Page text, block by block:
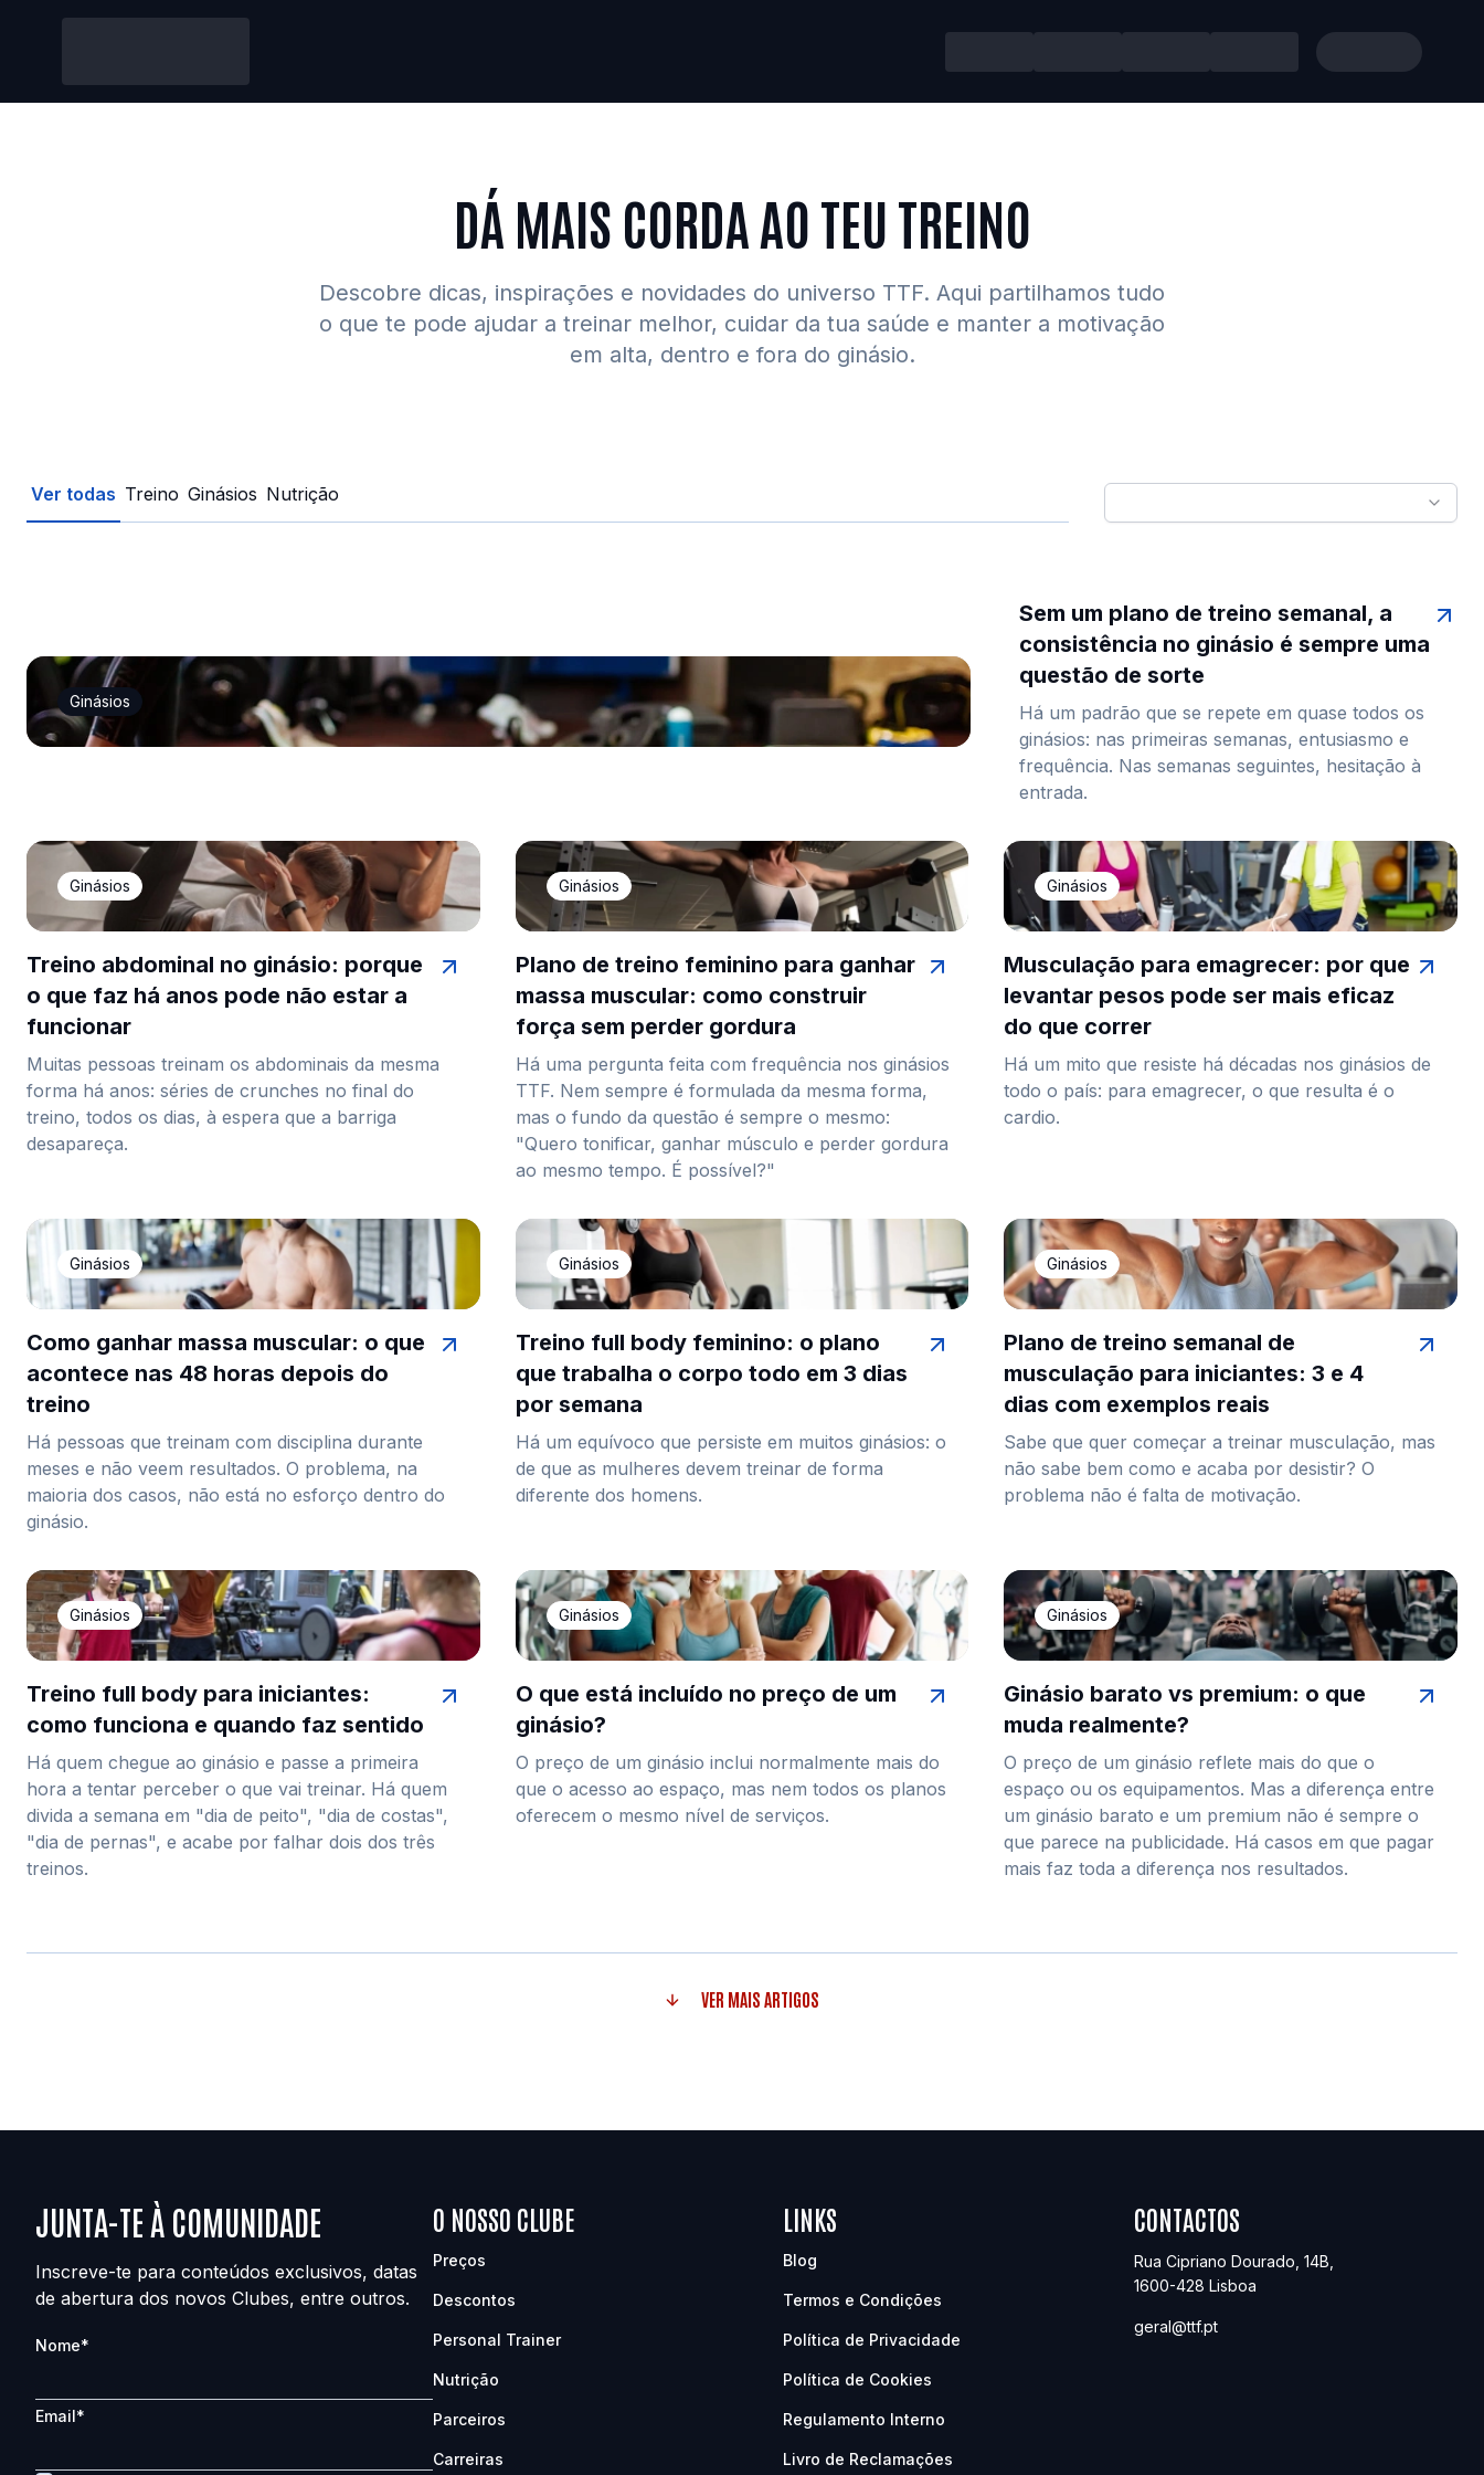
DÁ MAIS CORDA AO TEU TREINO
Descobre dicas, inspirações e novidades do universo TTF. Aqui partilhamos tudo
o que te pode ajudar a treinar melhor, cuidar da tua saúde e manter a motivação
em alta, dentro e fora do ginásio.
Ver todas Treino Treino
Ginásios Ginásios
Nutrição
Ginásios
Sem um plano de treino semanal, a
consistência no ginásio é sempre uma
questão de sorte
Há um padrão que se repete em quase todos os
ginásios: nas primeiras semanas, entusiasmo e
frequência. Nas semanas seguintes, hesitação à
entrada.
Ginásios
Treino abdominal no ginásio: porque
o que faz há anos pode não estar a
funcionar
Muitas pessoas treinam os abdominais da mesma
forma há anos: séries de crunches no final do
treino, todos os dias, à espera que a barriga
desapareça.
Ginásios
Plano de treino feminino para ganhar
massa muscular: como construir
força sem perder gordura
Há uma pergunta feita com frequência nos ginásios
TTF. Nem sempre é formulada da mesma forma,
mas o fundo da questão é sempre o mesmo:
"Quero tonificar, ganhar músculo e perder gordura
ao mesmo tempo. É possível?"
Ginásios
Musculação para emagrecer: por que
levantar pesos pode ser mais eficaz
do que correr
Há um mito que resiste há décadas nos ginásios de
todo o país: para emagrecer, o que resulta é o
cardio.
Ginásios
Como ganhar massa muscular: o que
acontece nas 48 horas depois do
treino
Há pessoas que treinam com disciplina durante
meses e não veem resultados. O problema, na
maioria dos casos, não está no esforço dentro do
ginásio.
Ginásios
Treino full body feminino: o plano
que trabalha o corpo todo em 3 dias
por semana
Há um equívoco que persiste em muitos ginásios: o
de que as mulheres devem treinar de forma
diferente dos homens.
Ginásios
Plano de treino semanal de
musculação para iniciantes: 3 e 4
dias com exemplos reais
Sabe que quer começar a treinar musculação, mas
não sabe bem como e acaba por desistir? O
problema não é falta de motivação.
Ginásios
Treino full body para iniciantes:
como funciona e quando faz sentido
Há quem chegue ao ginásio e passe a primeira
hora a tentar perceber o que vai treinar. Há quem
divida a semana em "dia de peito", "dia de costas",
"dia de pernas", e acabe por falhar dois dos três
treinos.
Ginásios
O que está incluído no preço de um
ginásio?
O preço de um ginásio inclui normalmente mais do
que o acesso ao espaço, mas nem todos os planos
oferecem o mesmo nível de serviços.
Ginásios
Ginásio barato vs premium: o que
muda realmente?
O preço de um ginásio reflete mais do que o
espaço ou os equipamentos. Mas a diferença entre
um ginásio barato e um premium não é sempre o
que parece na publicidade. Há casos em que pagar
mais faz toda a diferença nos resultados.
VER MAIS ARTIGOS
JUNTA-TE À COMUNIDADE
Inscreve-te para conteúdos exclusivos, datas
de abertura dos novos Clubes, entre outros.
Nome*
Email*
O NOSSO CLUBE
Preços
Descontos
Personal Trainer
Nutrição
Parceiros
Carreiras
LINKS
Blog
Termos e Condições
Política de Privacidade
Política de Cookies
Regulamento Interno
Livro de Reclamações
CONTACTOS
Rua Cipriano Dourado, 14B
1600-428 Lisboa
geral@ttf.pt